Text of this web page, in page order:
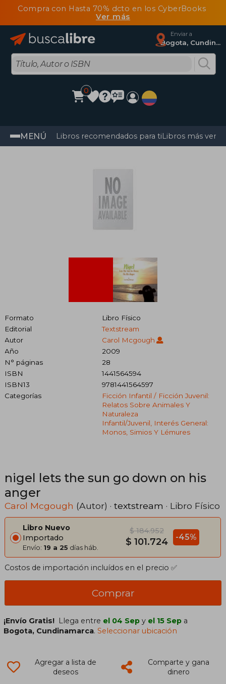
Compra con Hasta 70% dcto en los CyberBooks
Ver más
Enviar a
Bogota, Cundinamarca
0
MENÚ Libros recomendados para tiLibros más
Formato
Libro Físico
Editorial
Textstream
Autor
Carol Mcgough
Año
2009
N° páginas
28
ISBN
1441564594
ISBN13
9781441564597
Categorías
Ficción Infantil / Ficción Juvenil:
Relatos Sobre Animales Y
Naturaleza
Infantil/juvenil, Interés General:
Monos, Simios Y Lémures
nigel lets the sun go down on his
anger
Carol Mcgough (Autor) · textstream · Libro Físico
Libro Nuevo
Importado
Envío: 19 a 25 días háb.
$ 184.952
$ 101.724 -45%
Costos de importación incluídos en el precio ✅
Comprar
¡Envío Gratis! Llega entre el 04 Sep y el 15 Sep a
Bogota, Cundinamarca.Seleccionar ubicación
Agregar a lista de
deseos
Comparte y gana
dinero